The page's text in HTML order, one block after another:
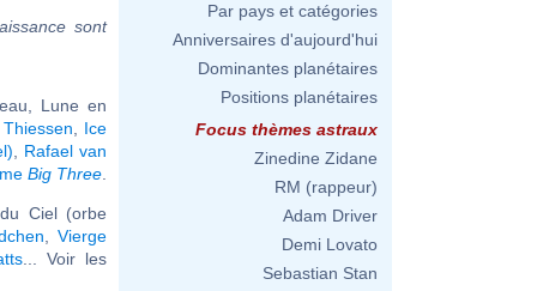
sont
Lune en
Ice
Rafael van
Big Three
Ciel (orbe
,Vierge
... Voir les
Par pays et catégories
Anniversaires d'aujourd'hui
Dominantes planétaires
Positions planétaires
Focus thèmes astraux
Zinedine Zidane
RM (rappeur)
Adam Driver
Demi Lovato
Sebastian Stan